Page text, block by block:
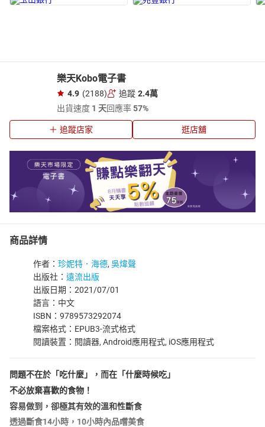
樂天Kobo電子書
4.9 (2188) 追蹤 2.4萬
出貨速度 1 天回應率57%
追蹤店家 逛店舖
商品詳情
作者： 珍妮特．海德, 吳煒聲
出版社： 遠流出版
出版日期：2021/07/01
語言：中文
ISBN：9789573292074
檔案格式：EPUB3-流式格式
閱讀裝置：閱讀器, Android應用程式, iOS應用程式
問題不在於「吃什麼」，而在「什麼時候吃」
不必放棄喜歡的食物！
容易做到，卻極其有效的溫和性斷食
透過斷食14小時，10小時內品嚐美食